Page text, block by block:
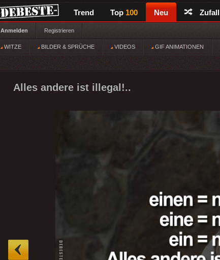
Trend Top 100 Neu Zufall
Anmelden Registrieren
WITZE BILDER & SPRÜCHE VIDEOS GIF ANIMATIONEN
Alles andere ist illegal!..